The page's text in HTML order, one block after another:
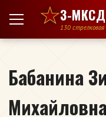
Перейти к содержимому
3-МКСД
130 стрелковая
Бабанина
Михайловна